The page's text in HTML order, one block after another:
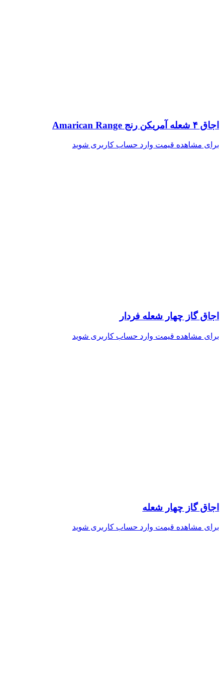
اجاق ۴ شعله آمریکن رنج Amarican Range
برای مشاهده قیمت وارد حساب کاربری شوید
اجاق گاز چهار شعله فردار
برای مشاهده قیمت وارد حساب کاربری شوید
اجاق گاز چهار شعله
برای مشاهده قیمت وارد حساب کاربری شوید